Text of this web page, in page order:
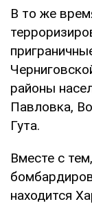
В то же
районы
Павловка,
Гута.
Вместе с
находится